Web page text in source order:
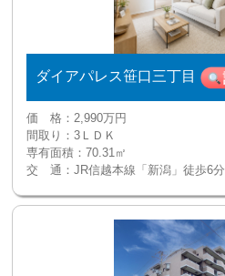
ダイアパレス笹口三丁目
価 格： 2,990万円
間取り：3ＬＤＫ
専有面積：70.31㎡
交 通：JR信越本線「新潟」徒歩6分